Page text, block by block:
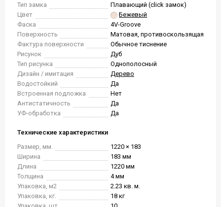
Тип замка
Плавающий (click замок)
Цвет
Бежевый
Фаска
4V-Groove
Поверхность
Матовая, противоскользящая
Фактура поверхности
Обычное тиснение
Рисунок
Дуб
Тип рисунка
Однополосный
Дизайн / имитация
Дерево
Водостойкий
Да
Встроенная подложка
Нет
Антистатичность
Да
УФ-обработка
Да
Технические характеристики
Размер, мм.
1220 × 183
Ширина
183 мм
Длина
1220 мм
Толщина
4 мм
Упаковка, м2
2.23 кв. м.
Упаковка, кг.
18 кг